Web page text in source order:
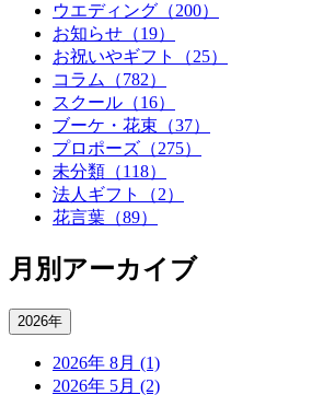
ウエディング（200）
お知らせ（19）
お祝いやギフト（25）
コラム（782）
スクール（16）
ブーケ・花束（37）
プロポーズ（275）
未分類（118）
法人ギフト（2）
花言葉（89）
月別アーカイブ
2026年
2026年 8月 (1)
2026年 5月 (2)